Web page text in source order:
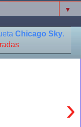
▼
Chicago Sky.
›